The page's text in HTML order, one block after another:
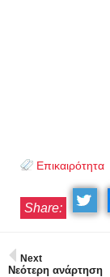
Επικαιρότητα
Share:
Next
Νεότερη ανάρτηση